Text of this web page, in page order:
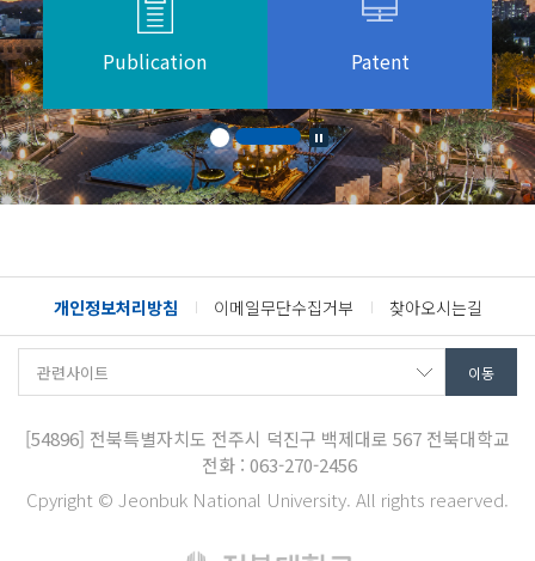
Publication Patent
개인정보처리방침 이메일무단수집거부 찾아오시는길
[54896] 전북특별자치도 전주시 덕진구 백제대로 567 전북대학교
전화 : 063-270-2456
Cpyright © Jeonbuk National University. All rights reaerved.